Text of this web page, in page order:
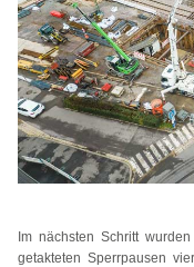
Im nächsten Schritt
getakteten Sperrpausen